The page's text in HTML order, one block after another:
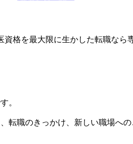
。
転職のきっかけ、新しい職場へ